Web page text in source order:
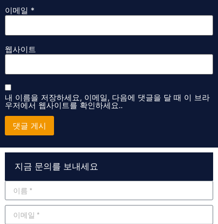
이메일 *
웹사이트
내 이름을 저장하세요, 이메일, 다음에 댓글을 달 때 이 브라
우저에서 웹사이트를 확인하세요..
Alternative:
지금 문의를 보내세요